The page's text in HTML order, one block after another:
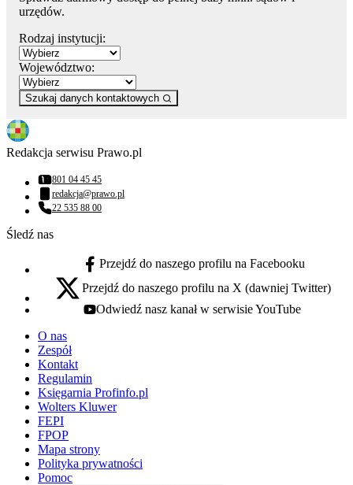
urzędów.
Rodzaj instytucji:
Województwo:
Szukaj danych kontaktowych
Redakcja serwisu Prawo.pl
Numer telefonu:
801 04 45 45
Adres email:
redakcja@prawo.pl
Numer telefonu:
22 535 88 00
Śledź nas
facebook - otwiera się w nowej karcie
Przejdź do naszego profilu na Facebooku
x - otwiera się w nowej karcie
Przejdź do naszego profilu na X (dawniej Twitter)
youtube - otwiera się w nowej karcie
Odwiedź nasz kanał w serwisie YouTube
O nas
Zespół
Kontakt
Regulamin
Księgarnia Profinfo.pl
Wolters Kluwer
FEPI
FPOP
Mapa strony
Polityka prywatności
Pomoc